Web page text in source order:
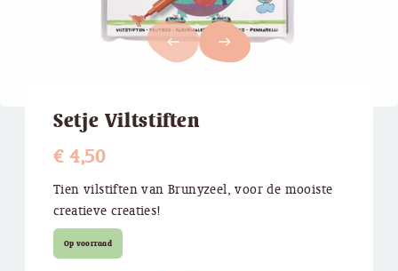
west east
Setje Viltstiften
€4,50
Tien vilstiften van Brunyzeel, voor de mooiste
creatieve creaties!
Op voorraad